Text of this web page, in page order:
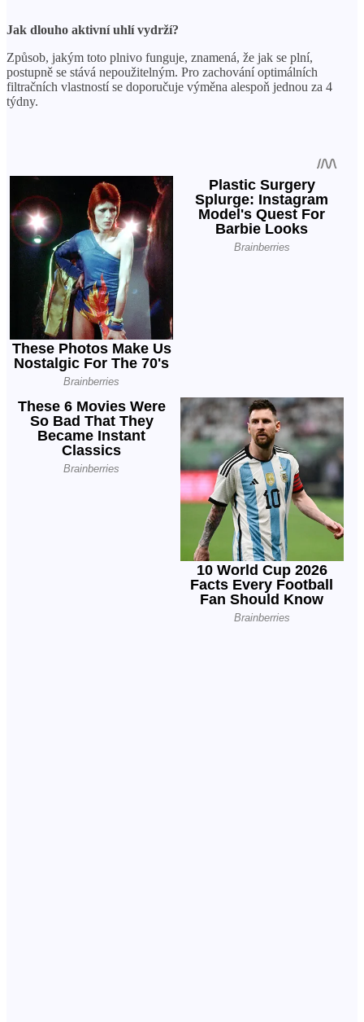
Jak dlouho aktivní uhlí vydrží?
Způsob, jakým toto plnivo funguje, znamená, že jak se plní,
postupně se stává nepoužitelným. Pro zachování optimálních
filtračních vlastností se doporučuje výměna alespoň jednou za 4
týdny.